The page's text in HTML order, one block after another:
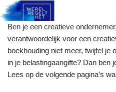
Ga
naar
de
inhoud
Ben je een creatieve
verantwoordelijk voor een
boekhouding niet meer, twijfel je
in je belastingaangifte? Dan ben
Lees op de volgende pagina’s